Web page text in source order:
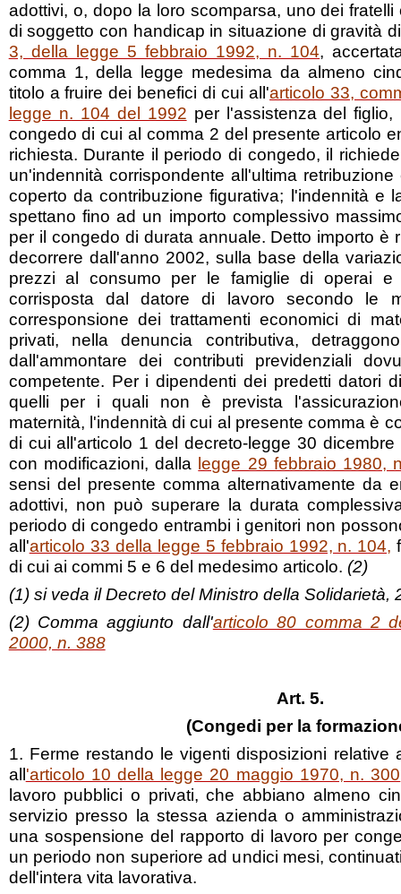
adottivi, o, dopo la loro scomparsa, uno dei
di soggetto con handicap in situazione di gravità
3, della legge 5 febbraio 1992, n. 104,
comma 1, della legge medesima da almeno
titolo a fruire dei benefici di cui all'articolo 33,
legge n. 104 del 1992 per l'assistenza del
congedo di cui al comma 2 del presente articolo
richiesta. Durante il periodo di congedo, il
un'indennità corrispondente all'ultima
coperto da contribuzione figurativa; l'indennità e
spettano fino ad un importo complessivo
per il congedo di durata annuale. Detto importo è
decorrere dall'anno 2002, sulla base della
prezzi al consumo per le famiglie di operai e
corrisposta dal datore di lavoro secondo le
corresponsione dei trattamenti economici di
privati, nella denuncia contributiva,
dall'ammontare dei contributi previdenziali
competente. Per i dipendenti dei predetti datori
quelli per i quali non è prevista
maternità, l'indennità di cui al presente comma è
di cui all'articolo 1 del decreto-legge 30
con modificazioni, dalla legge 29 febbraio 1980,
sensi del presente comma alternativamente da
adottivi, non può superare la durata
periodo di congedo entrambi i genitori non
all'articolo 33 della legge 5 febbraio 1992, n. 104,
di cui ai commi 5 e 6 del medesimo articolo. (2)
(1) si veda il Decreto del Ministro della Solidarietà,
(2) Comma aggiunto dall'articolo 80 comma 2
2000, n. 388
Art. 5.
(Congedi per la
1. Ferme restando le vigenti disposizioni relative
all'articolo 10 della legge 20 maggio 1970, n. 300
lavoro pubblici o privati, che abbiano almeno
servizio presso la stessa azienda o
una sospensione del rapporto di lavoro per
un periodo non superiore ad undici mesi,
dell'intera vita lavorativa.